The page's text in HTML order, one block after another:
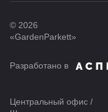
© 2026
«GardenParkett»
Разработано в
Центральный офис /